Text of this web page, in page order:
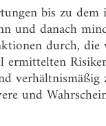
bis zu
und danach
durch,
und